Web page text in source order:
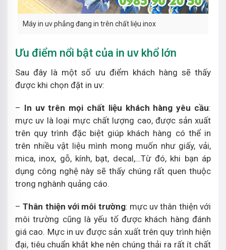
Máy in uv phẳng đang in trên chất liệu inox
Ưu điểm nổi bật của in uv khổ lớn
Sau đây là một số ưu điểm khách hàng sẽ thấy
được khi chọn đặt in uv:
– In uv trên mọi chất liệu khách hàng yêu cầu:
mực uv là loại mực chất lượng cao, được sản xuất
trên quy trình đặc biệt giúp khách hàng có thể in
trên nhiều vật liệu mình mong muốn như giấy, vải,
mica, inox, gỗ, kính, bạt, decal,…Từ đó, khi bạn áp
dụng công nghệ này sẽ thấy chúng rất quen thuộc
trong nghành quảng cáo.
–Thân thiện với môi trường: mực uv thân thiện với
môi trường cũng là yếu tố được khách hàng đánh
giá cao. Mực in uv được sản xuất trên quy trình hiện
đại, tiêu chuẩn khắt khe nên chúng thải ra rất ít chất